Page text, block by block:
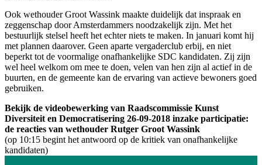
Ook wethouder Groot Wassink maakte duidelijk dat inspraak en
zeggenschap door Amsterdammers noodzakelijk zijn. Met het
bestuurlijk stelsel heeft het echter niets te maken. In januari komt hij
met plannen daarover. Geen aparte vergaderclub erbij, en niet
beperkt tot de voormalige onafhankelijke SDC kandidaten. Zij zijn
wel heel welkom om mee te doen, velen van hen zijn al actief in de
buurten, en de gemeente kan de ervaring van actieve bewoners goed
gebruiken.
Bekijk de videobewerking van Raadscommissie Kunst
Diversiteit en Democratisering 26-09-2018 inzake participatie:
de reacties van wethouder Rutger Groot Wassink
(op 10:15 begint het antwoord op de kritiek van onafhankelijke
kandidaten)